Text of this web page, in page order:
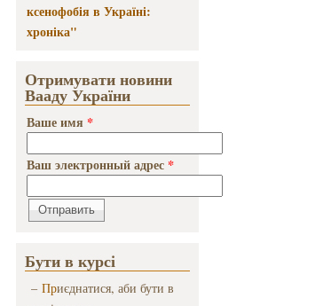
ксенофобія в Україні:
хроніка"
Отримувати новини
Вааду України
Ваше имя *
Ваш электронный адрес *
Бути в курсі
– Приєднатися, аби бути в